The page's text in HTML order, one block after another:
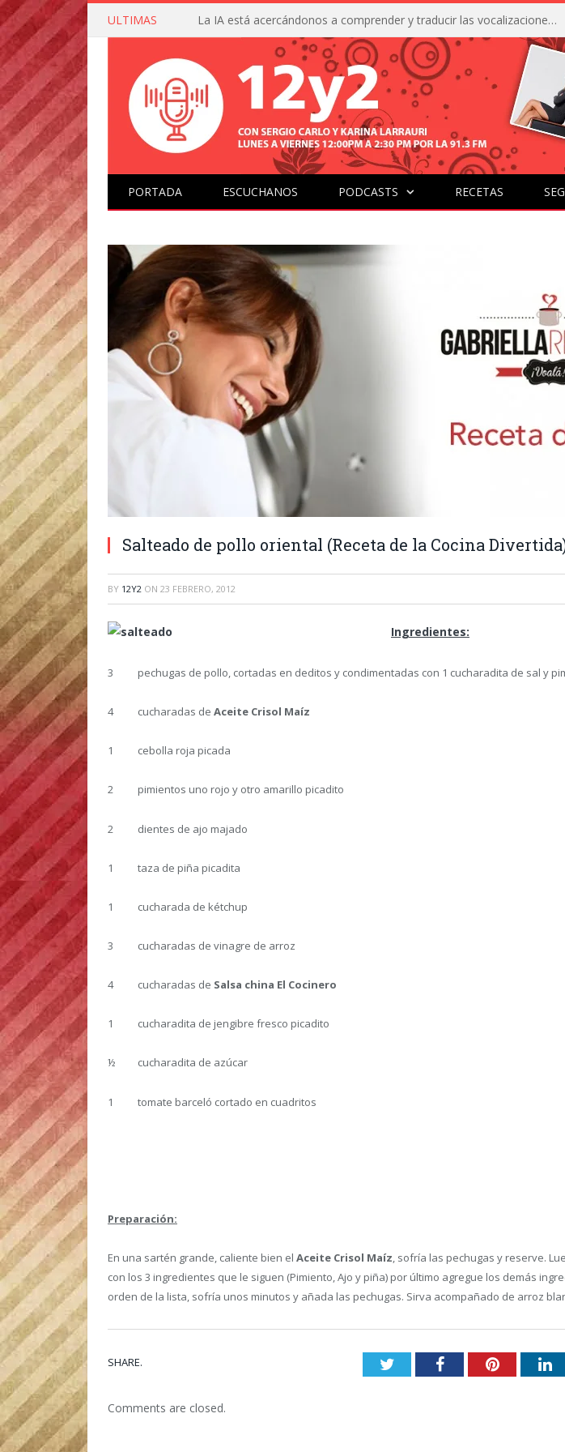
ULTIMAS La IA está acercándonos a comprender y traducir las vocalizaciones y comportamientos de nuestras mascotas
PORTADA ESCUCHANOS PODCASTS RECETAS
Salteado de pollo oriental (Receta de la Cocina
BY 12Y2 ON 23 FEBRERO, 2012
Ingredientes:
3 pechugas de pollo, cortadas en deditos y condimentadas con 1 cucharadita de sal y
4 cucharadas de Aceite Crisol Maíz
1 cebolla roja picada
2 pimientos uno rojo y otro amarillo picadito
2 dientes de ajo majado
1 taza de piña picadita
1 cucharada de kétchup
3 cucharadas de vinagre de arroz
4 cucharadas de Salsa china El Cocinero
1 cucharadita de jengibre fresco picadito
½ cucharadita de azúcar
1 tomate barceló cortado en cuadritos
Preparación:
En una sartén grande, caliente bien el Aceite Crisol Maíz, sofría las pechugas y reserve.
con los 3 ingredientes que le siguen (Pimiento, Ajo y piña) por último agregue los demás
orden de la lista, sofría unos minutos y añada las pechugas. Sirva acompañado de arroz
SHARE. TwitterFacebookPinterest
Comments are closed.